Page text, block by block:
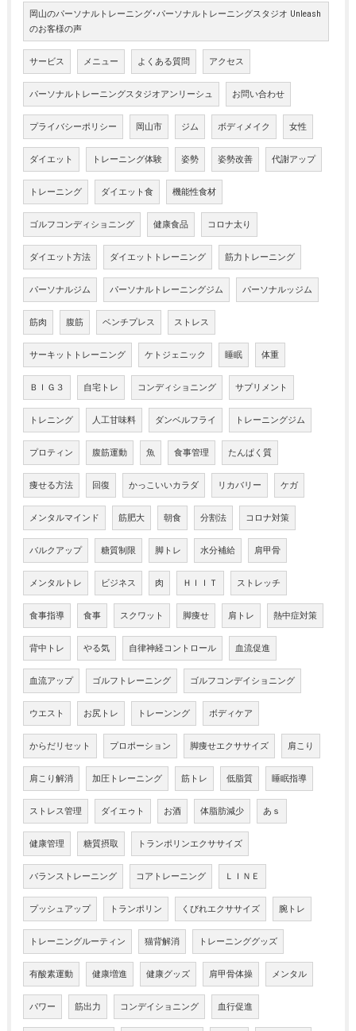
岡山のパーソナルトレーニング･パーソナルトレーニングスタジオ Unleash
のお客様の声
サービス メニュー よくある質問 アクセス
パーソナルトレーニングスタジオアンリーシュ お問い合わせ
プライバシーポリシー 岡山市 ジム ボディメイク 女性
ダイエット トレーニング体験 姿勢 姿勢改善 代謝アップ
トレーニング ダイエット食 機能性食材
ゴルフコンディショニング 健康食品 コロナ太り
ダイエット方法 ダイエットトレーニング 筋力トレーニング
パーソナルジム パーソナルトレーニングジム パーソナルッジム
筋肉 腹筋 ベンチプレス ストレス
サーキットトレーニング ケトジェニック 睡眠 体重
ＢＩＧ３ 自宅トレ コンディショニング サプリメント
トレニング 人工甘味料 ダンベルフライ トレーニングジム
プロティン 腹筋運動 魚 食事管理 たんぱく質
痩せる方法 回復 かっこいいカラダ リカバリー ケガ
メンタルマインド 筋肥大 朝食 分割法 コロナ対策
バルクアップ 糖質制限 脚トレ 水分補給 肩甲骨
メンタルトレ ビジネス 肉 ＨＩＩＴ ストレッチ
食事指導 食事 スクワット 脚痩せ 肩トレ 熱中症対策
背中トレ やる気 自律神経コントロール 血流促進
血流アップ ゴルフトレーニング ゴルフコンデイショニング
ウエスト お尻トレ トレーンング ボディケア
からだリセット プロポーション 脚痩せエクササイズ 肩こり
肩こり解消 加圧トレーニング 筋トレ 低脂質 睡眠指導
ストレス管理 ダイエゥト お酒 体脂肪減少 あｓ
健康管理 糖質摂取 トランポリンエクササイズ
バランストレーニング コアトレーニング ＬＩＮＥ
プッシュアップ トランポリン くびれエクササイズ 腕トレ
トレーニングルーティン 猫背解消 トレーニンググッズ
有酸素運動 健康増進 健康グッズ 肩甲骨体操 メンタル
パワー 筋出力 コンデイショニング 血行促進